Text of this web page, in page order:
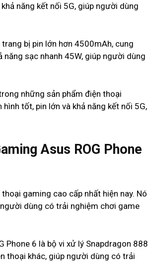
năng kết nối 5G, giúp người dùng
bị pin lớn hơn 4500mAh, cung
sạc nhanh 45W, giúp người dùng
những sản phẩm điện thoại
tốt, pin lớn và khả năng kết nối 5G,
Asus ROG Phone
gaming cao cấp nhất hiện nay. Nó
dùng có trải nghiệm chơi game
Phone 6 là bộ vi xử lý Snapdragon 888
thoại khác, giúp người dùng có trải